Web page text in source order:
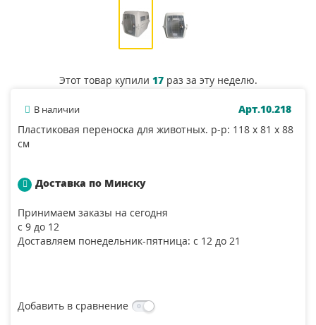
Этот товар купили 17раз за эту неделю.
В наличии
Арт.10.218
Пластиковая переноска для животных. р-р: 118 х 81 х 88
см
Доставка по Минску
Принимаем заказы на сегодня
с 9 до 12
Доставляем понедельник-пятница: с 12 до 21
Добавить в сравнение